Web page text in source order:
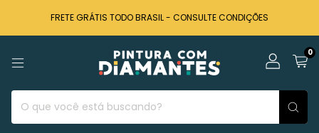
FRETE GRÁTIS TODO BRASIL - CONSULTE CONDIÇÕES
0